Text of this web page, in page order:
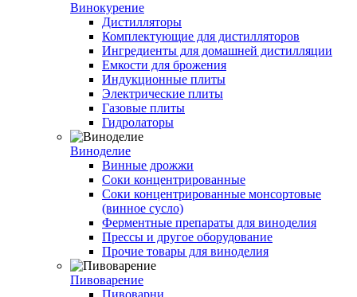
Винокурение
Дистилляторы
Комплектующие для дистилляторов
Ингредиенты для домашней дистилляции
Емкости для брожения
Индукционные плиты
Электрические плиты
Газовые плиты
Гидролаторы
Виноделие
Винные дрожжи
Соки концентрированные
Соки концентрированные монсортовые
(винное сусло)
Ферментные препараты для виноделия
Прессы и другое оборудование
Прочие товары для виноделия
Пивоварение
Пивоварни